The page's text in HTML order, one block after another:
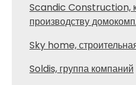
Scandic Construction,
производству
Sky home,
Soldis, группа компаний